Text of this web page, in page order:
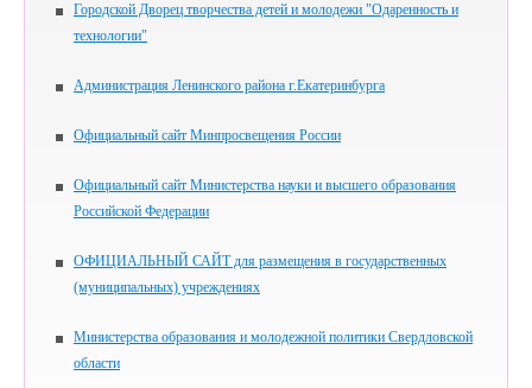
Городской Дворец творчества детей и молодежи "Одаренность и
технологии"
Администрация Ленинского района г.Екатеринбурга
Официальный сайт Минпросвещения России
Официальный сайт Министерства науки и высшего образования
Российской Федерации
ОФИЦИАЛЬНЫЙ САЙТ для размещения в государственных
(муниципальных) учреждениях
Министерства образования и молодежной политики Свердловской
области